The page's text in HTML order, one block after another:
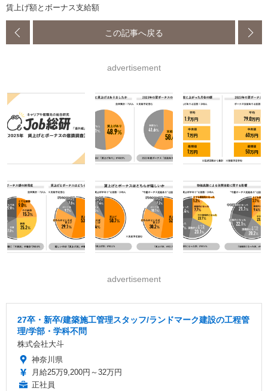
賃上げ額とボーナス支給額
この記事へ戻る
advertisement
advertisement
27卒・新卒/建築施工管理スタッフ/ランドマーク建設の工程管
理/学部・学科不問
株式会社大斗
神奈川県
月給25万9,200円～32万円
正社員